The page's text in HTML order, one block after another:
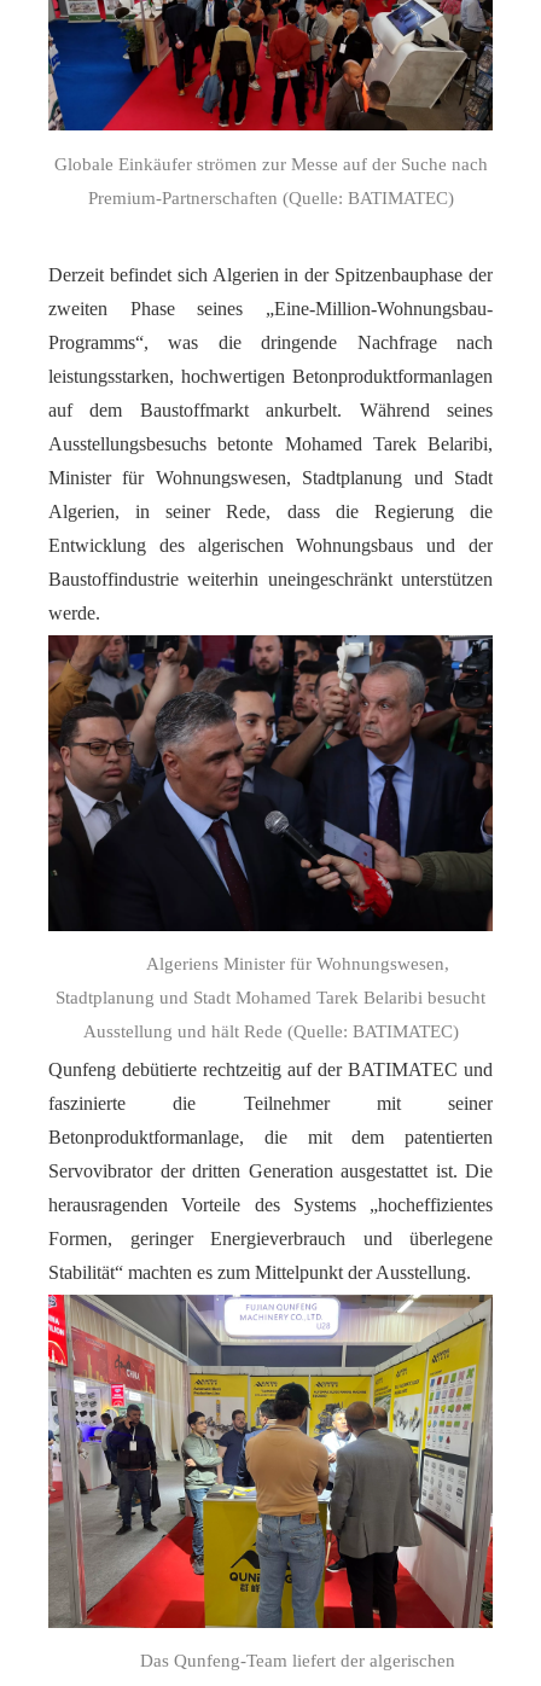
Globale Einkäufer strömen zur Messe auf der Suche nach
Premium-Partnerschaften (Quelle: BATIMATEC)
Derzeit befindet sich Algerien in der Spitzenbauphase der
zweiten Phase seines „Eine-Million-Wohnungsbau-
Programms“, was die dringende Nachfrage nach
leistungsstarken, hochwertigen Betonproduktformanlagen
auf dem Baustoffmarkt ankurbelt. Während seines
Ausstellungsbesuchs betonte Mohamed Tarek Belaribi,
Minister für Wohnungswesen, Stadtplanung und Stadt
Algerien, in seiner Rede, dass die Regierung die
Entwicklung des algerischen Wohnungsbaus und der
Baustoffindustrie weiterhin uneingeschränkt unterstützen
werde.
Algeriens Minister für Wohnungswesen,
Stadtplanung und Stadt Mohamed Tarek Belaribi besucht
Ausstellung und hält Rede (Quelle: BATIMATEC)
Qunfeng debütierte rechtzeitig auf der BATIMATEC und
faszinierte die Teilnehmer mit seiner
Betonproduktformanlage, die mit dem patentierten
Servovibrator der dritten Generation ausgestattet ist. Die
herausragenden Vorteile des Systems „hocheffizientes
Formen, geringer Energieverbrauch und überlegene
Stabilität“ machten es zum Mittelpunkt der Ausstellung.
Das Qunfeng-Team liefert der algerischen